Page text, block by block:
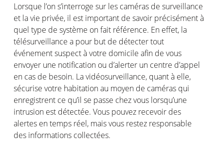
Lorsque l’ons’interroge sur les caméras de surveillance
et la vie privée, il est important de savoir précisémentà
quel type de système on fait référence. En effet, la
télésurveillance a pour but de détectertout
événementsuspect àvotre domicile afin de vous
envoyer une notification ou d’alerter un centre d’appel
en cas de besoin. Lavidéosurveillance, quant à elle,
sécurise votre habitation au moyen de caméras qui
enregistrent ce qu’il se passe chezvous lorsqu’une
intrusion est détectée. Vous pouvez recevoir des
alertes entemps réel, maisvous restez responsable
des informations collectées.